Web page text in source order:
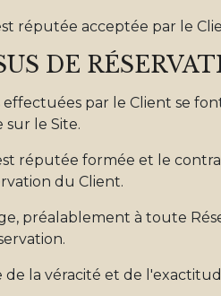
réputée acceptée par le
DE
effectuées par le Client se
sur le Site.
réputée formée et le
du Client.
préalablement à toute
de la véracité et de